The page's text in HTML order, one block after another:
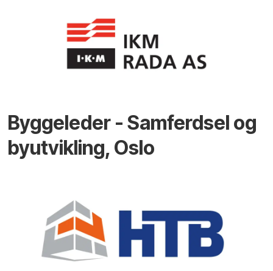
Byggeleder - Samferdsel og
byutvikling, Oslo